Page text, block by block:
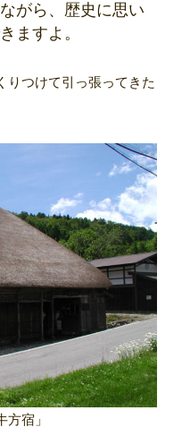
がら、歴史に思い
ますよ。
つけて引っ張ってきた
宿」